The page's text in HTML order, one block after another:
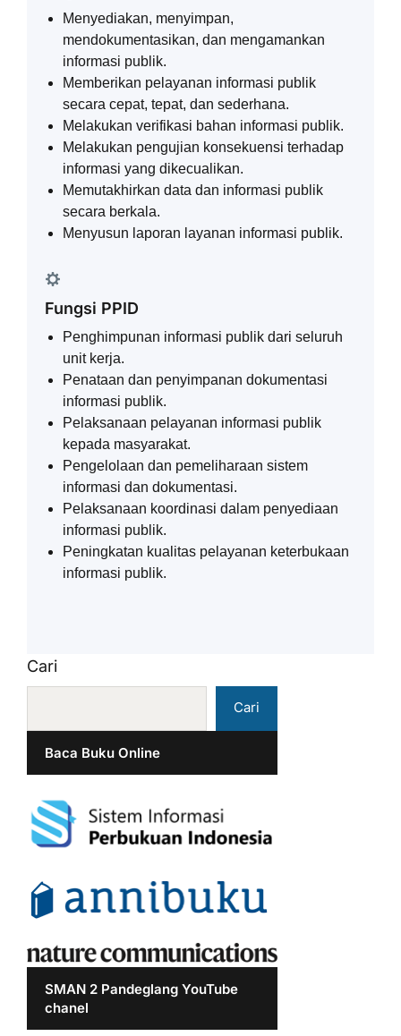
Menyediakan, menyimpan,
mendokumentasikan, dan mengamankan
informasi publik.
Memberikan pelayanan informasi publik
secara cepat, tepat, dan sederhana.
Melakukan verifikasi bahan informasi publik.
Melakukan pengujian konsekuensi terhadap
informasi yang dikecualikan.
Memutakhirkan data dan informasi publik
secara berkala.
Menyusun laporan layanan informasi publik.
Fungsi PPID
Penghimpunan informasi publik dari seluruh
unit kerja.
Penataan dan penyimpanan dokumentasi
informasi publik.
Pelaksanaan pelayanan informasi publik
kepada masyarakat.
Pengelolaan dan pemeliharaan sistem
informasi dan dokumentasi.
Pelaksanaan koordinasi dalam penyediaan
informasi publik.
Peningkatan kualitas pelayanan keterbukaan
informasi publik.
Cari
Cari
Baca Buku Online
SMAN 2 Pandeglang YouTube
chanel